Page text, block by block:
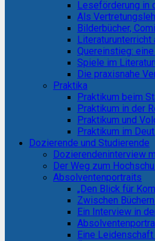
Leseförderung in
Als
Bilderbücher,
Literaturunterricht
Quereinstieg:
Spiele im
Die praxisnahe
Praktika
Praktikum beim
Praktikum in der
Praktikum und
Praktikum im
Dozierende und Studierende
Dozierendeninterview
Der Weg zum
Absolventenportraits
„Den Blick für
Zwischen
Ein Interview in
Eine